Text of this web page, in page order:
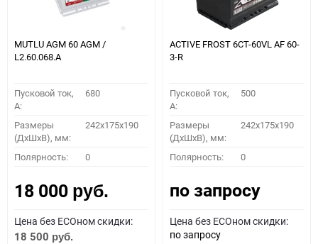
MUTLU AGM 60 AGM /
L2.60.068.A
Пусковой ток,
A:
680
Размеры
(ДхШхВ), мм:
242x175x190
Полярность: 0
18 000 руб.
Цена без ECOном скидки:
18 500 руб.
ACTIVE FROST 6СТ-60VL АF 60-
3-R
Пусковой ток,
A:
500
Размеры
(ДхШхВ), мм:
242x175x190
Полярность: 0
по запросу
Цена без ECOном скидки:
по запросу